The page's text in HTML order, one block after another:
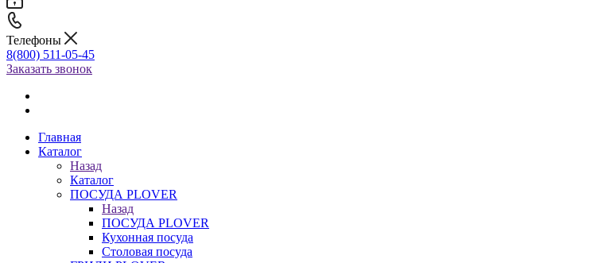
Телефоны
8(800) 511-05-45
Заказать звонок
Главная
Каталог
Назад
Каталог
ПОСУДА PLOVER
Назад
ПОСУДА PLOVER
Кухонная посуда
Столовая посуда